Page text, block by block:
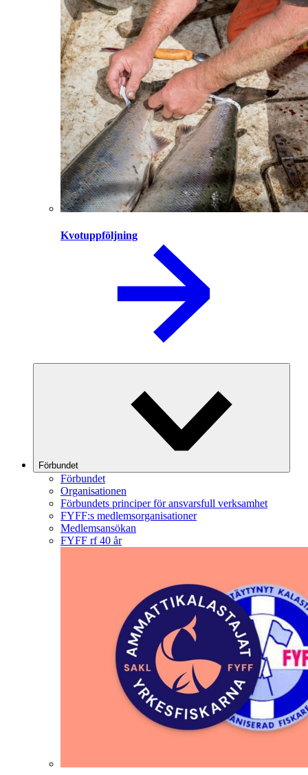
Kvotuppföljning
Förbundet
Förbundet
Organisationen
Förbundets principer för ansvarsfull verksamhet
FYFF:s medlemsorganisationer
Medlemsansökan
FYFF rf 40 år